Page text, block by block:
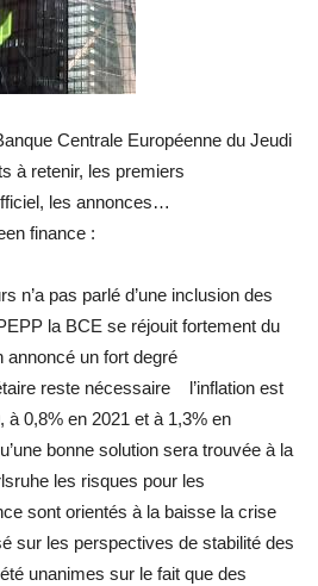
Centrale Européenne du Jeudi
à retenir, les premiers
les annonces…
finance :
n’a pas parlé d’une inclusion des
la BCE se réjouit fortement du
annoncé un fort degré
reste nécessaire l’inflation est
à 0,8% en 2021 et à 1,3% en
bonne solution sera trouvée à la
les risques pour les
sont orientés à la baisse la crise
sur les perspectives de stabilité des
unanimes sur le fait que des